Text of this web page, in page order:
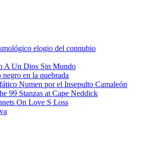
elogio del connubio
A Un Dios Sin Mundo
en la quebrada
Numen por el Insepulto Camaleón
99 Stanzas at Cape Neddick
On Love S Loss